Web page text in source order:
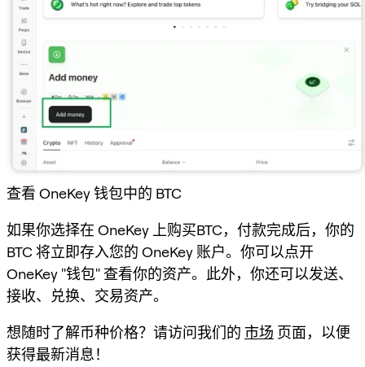
查看 OneKey 钱包中的 BTC
如果你选择在 OneKey 上购买BTC，付款完成后，你的
BTC 将立即存入您的 OneKey 账户。你可以点开
OneKey "钱包" 查看你的资产。此外，你还可以发送、
接收、兑换、交易资产。
想随时了解币种价格？请访问我们的 市场 页面，以便
获得最新消息！